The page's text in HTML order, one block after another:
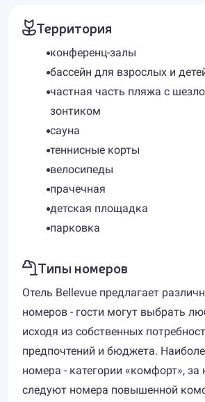
Территория
конференц-залы
бассейн для взрослых и
частная часть пляжа с
зонтиком
сауна
теннисные корты
велосипеды
прачечная
детская площадка
парковка
Типы номеров
Отель Bellevue предлагает
номеров - гости могут выбрать
исходя из собственных
предпочтений и бюджета.
номера - категории «комфорт»,
следуют номера повышенной